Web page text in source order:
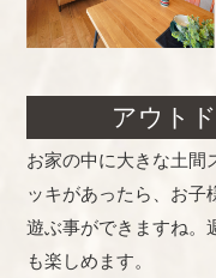
アウト
お家の中に大きな土間
ッキがあったら、お子
遊ぶ事ができますね。
も楽しめます。